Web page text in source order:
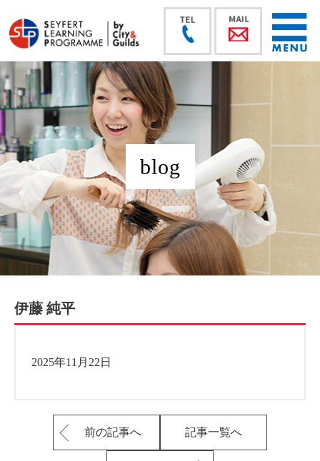
blog
伊藤 純平
2025年11月22日
前の記事へ 記事一覧へ